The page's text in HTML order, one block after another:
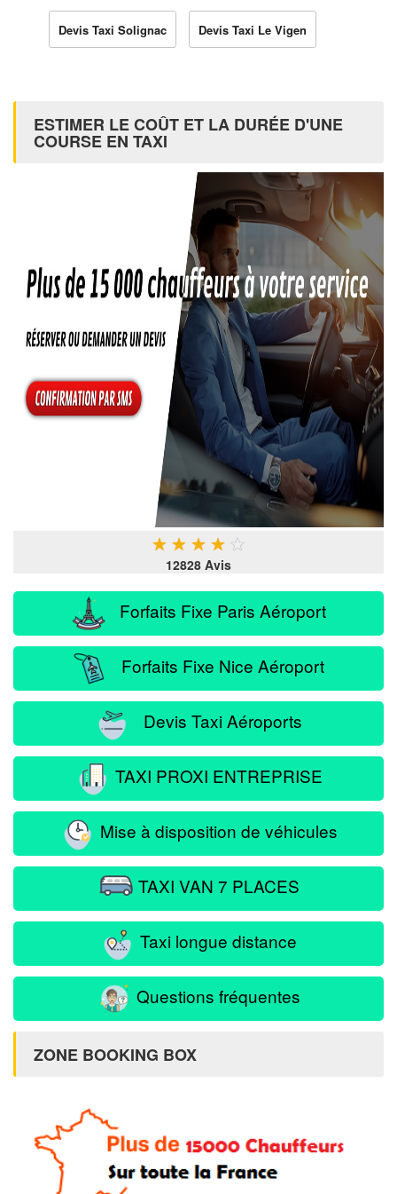
Devis Taxi Solignac Devis Taxi Le Vigen
ESTIMER LE COÛT ET LA DURÉE D'UNE
COURSE EN TAXI
★ ★ ★ ★ ★
12828 Avis
Forfaits Fixe Paris Aéroport
Forfaits Fixe Nice Aéroport
Devis Taxi Aéroports
TAXI PROXI ENTREPRISE
Mise à disposition de véhicules
TAXI VAN 7 PLACES
Taxi longue distance
Questions fréquentes
ZONE BOOKING BOX